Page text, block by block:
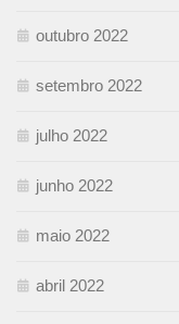
outubro 2022
setembro 2022
julho 2022
junho 2022
maio 2022
abril 2022